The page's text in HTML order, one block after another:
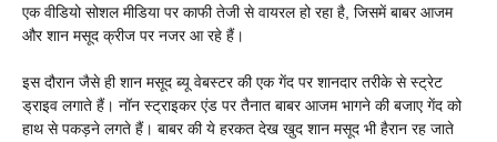
एक वीडियो सोशल मीडिया पर काफी तेजी से वायरल हो रहा है, जिसमें बाबर आजम
और शान मसूद क्रीज पर नजर आ रहे हैं।
इस दौरान जैसे ही शान मसूद ब्यू वेबस्टर की एक गेंद पर शानदार तरीके से स्ट्रेट
ड्राइव लगाते हैं। नॉन स्ट्राइकर एंड पर तैनात बाबर आजम भागने की बजाए गेंद को
हाथ से पकड़ने लगते हैं। बाबर की ये हरकत देख खुद शान मसूद भी हैरान रह जाते